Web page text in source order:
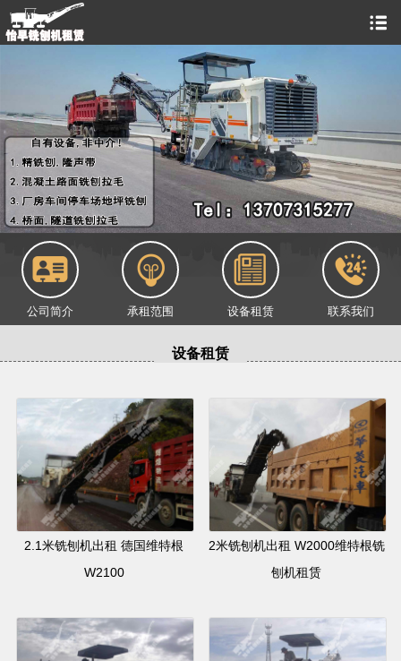
公司简介 承租范围 设备租赁 联系我们
设备租赁
2.1米铣刨机出租 德国维特根
W2100
2米铣刨机出租 W2000维特根铣
刨机租赁